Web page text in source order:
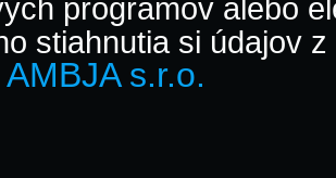
programov alebo
stiahnutia si údajov
AMBJA s.r.o.